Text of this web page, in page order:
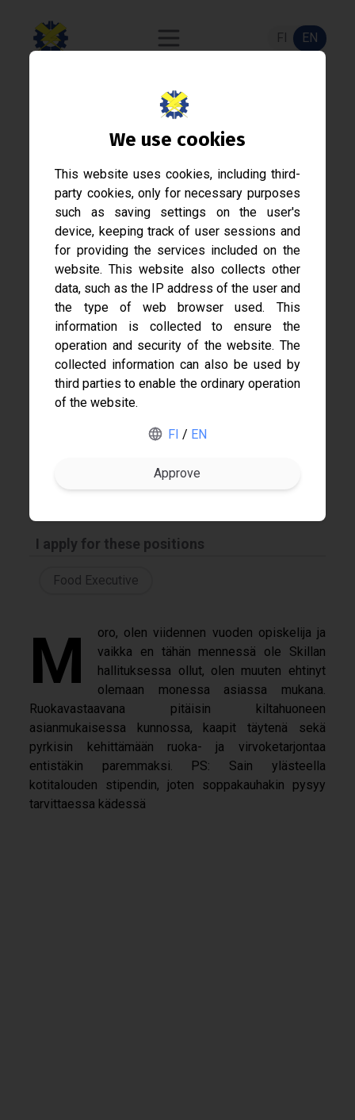
Gofore
Nokia
FI EN
The Board of 2026 -
Application
I apply for these positions
Food Executive
Moro, olen viidennen vuoden opiskelija ja
vaikka en tähän mennessä ole Skillan
hallituksessa ollut, olen muuten ehtinyt
olemaan monessa asiassa mukana.
Ruokavastaavana pitäisin kiltahuoneen
asianmukaisessa kunnossa, kaapit täytenä sekä
pyrkisin kehittämään ruoka- ja virvoketarjontaa
entistäkin paremmaksi. PS: Sain ylästeella
kotitalouden stipendin, joten soppakauhakin pysyy
tarvittaessa kädessä
We use cookies
This website uses cookies, including third-
party cookies, only for necessary purposes
such as saving settings on the user's
device, keeping track of user sessions and
for providing the services included on the
website. This website also collects other
data, such as the IP address of the user and
the type of web browser used. This
information is collected to ensure the
operation and security of the website. The
collected information can also be used by
third parties to enable the ordinary operation
of the website.
FI / EN